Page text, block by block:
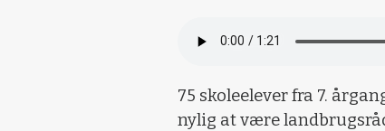
75 skoleelever fra 7.
nylig at være